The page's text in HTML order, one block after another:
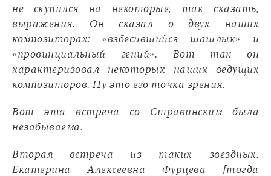
не скупился на некоторые, так сказать,
выражения. Он сказал о двух наших
композиторах: «взбесившийся шашлык» и
«провинциальный гений». Вот так он
характеризовал некоторых наших ведущих
композиторов. Ну это его точка зрения.
Вот эта встреча со Стравинским была
незабываема.
Вторая встреча из таких звездных.
Екатерина Алексеевна Фурцева [тогда